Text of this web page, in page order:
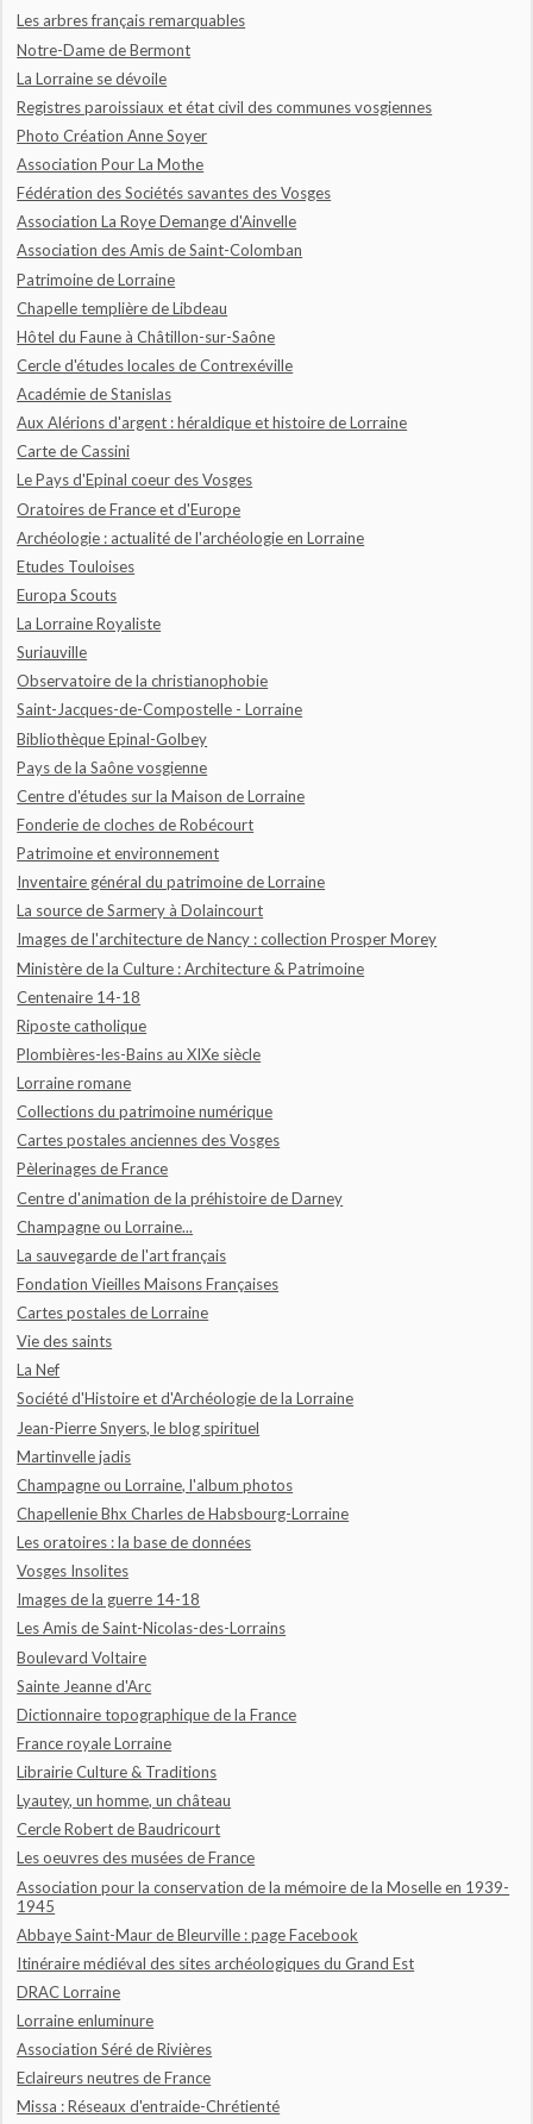
Les arbres français remarquables
Notre-Dame de Bermont
La Lorraine se dévoile
Registres paroissiaux et état civil des communes vosgiennes
Photo Création Anne Soyer
Association Pour La Mothe
Fédération des Sociétés savantes des Vosges
Association La Roye Demange d'Ainvelle
Association des Amis de Saint-Colomban
Patrimoine de Lorraine
Chapelle templière de Libdeau
Hôtel du Faune à Châtillon-sur-Saône
Cercle d'études locales de Contrexéville
Académie de Stanislas
Aux Alérions d'argent : héraldique et histoire de Lorraine
Carte de Cassini
Le Pays d'Epinal coeur des Vosges
Oratoires de France et d'Europe
Archéologie : actualité de l'archéologie en Lorraine
Etudes Touloises
Europa Scouts
La Lorraine Royaliste
Suriauville
Observatoire de la christianophobie
Saint-Jacques-de-Compostelle - Lorraine
Bibliothèque Epinal-Golbey
Pays de la Saône vosgienne
Centre d'études sur la Maison de Lorraine
Fonderie de cloches de Robécourt
Patrimoine et environnement
Inventaire général du patrimoine de Lorraine
La source de Sarmery à Dolaincourt
Images de l'architecture de Nancy : collection Prosper Morey
Ministère de la Culture : Architecture & Patrimoine
Centenaire 14-18
Riposte catholique
Plombières-les-Bains au XIXe siècle
Lorraine romane
Collections du patrimoine numérique
Cartes postales anciennes des Vosges
Pèlerinages de France
Centre d'animation de la préhistoire de Darney
Champagne ou Lorraine...
La sauvegarde de l'art français
Fondation Vieilles Maisons Françaises
Cartes postales de Lorraine
Vie des saints
La Nef
Société d'Histoire et d'Archéologie de la Lorraine
Jean-Pierre Snyers, le blog spirituel
Martinvelle jadis
Champagne ou Lorraine, l'album photos
Chapellenie Bhx Charles de Habsbourg-Lorraine
Les oratoires : la base de données
Vosges Insolites
Images de la guerre 14-18
Les Amis de Saint-Nicolas-des-Lorrains
Boulevard Voltaire
Sainte Jeanne d'Arc
Dictionnaire topographique de la France
France royale Lorraine
Librairie Culture & Traditions
Lyautey, un homme, un château
Cercle Robert de Baudricourt
Les oeuvres des musées de France
Association pour la conservation de la mémoire de la Moselle en 1939-
1945
Abbaye Saint-Maur de Bleurville : page Facebook
Itinéraire médiéval des sites archéologiques du Grand Est
DRAC Lorraine
Lorraine enluminure
Association Séré de Rivières
Eclaireurs neutres de France
Missa : Réseaux d'entraide-Chrétienté